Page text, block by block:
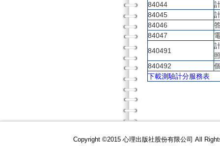
84044
84045
84046
84047
840491
840492
下載測驗計分服務表
Copyright ©2015 心理出版社股份有限公司 All